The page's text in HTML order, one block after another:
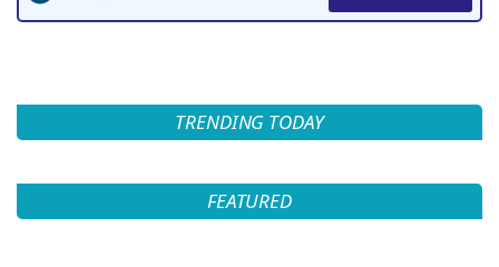
TRENDING TODAY
FEATURED